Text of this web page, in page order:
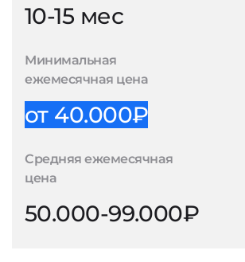
10-15 мес
Минимальная
ежемесячная цена
от 40.000₽
Средняя ежемесячная
цена
50.000-99.000₽